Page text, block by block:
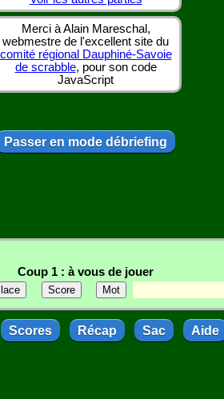
Merci à Alain Mareschal,
webmestre de l'excellent site du
comité régional Dauphiné-Savoie
de scrabble, pour son code
JavaScript
Passer en mode débriefing
Coup 1 : à vous de jouer
Scores Récap Sac Aide